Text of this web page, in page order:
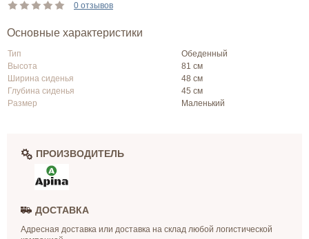
0 отзывов
Основные характеристики
Тип
Обеденный
Высота
81 см
Ширина сиденья
48 см
Глубина сиденья
45 см
Размер
Маленький
ПРОИЗВОДИТЕЛЬ
ДОСТАВКА
Адресная доставка или доставка на склад любой логистической